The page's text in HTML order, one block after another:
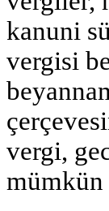
kanuni
vergisi
vergi,